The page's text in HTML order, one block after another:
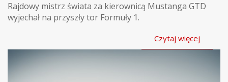
Rajdowy mistrz świata za kierownicą Mustanga GTD
wyjechał na przyszły tor Formuły 1.
Czytaj więcej